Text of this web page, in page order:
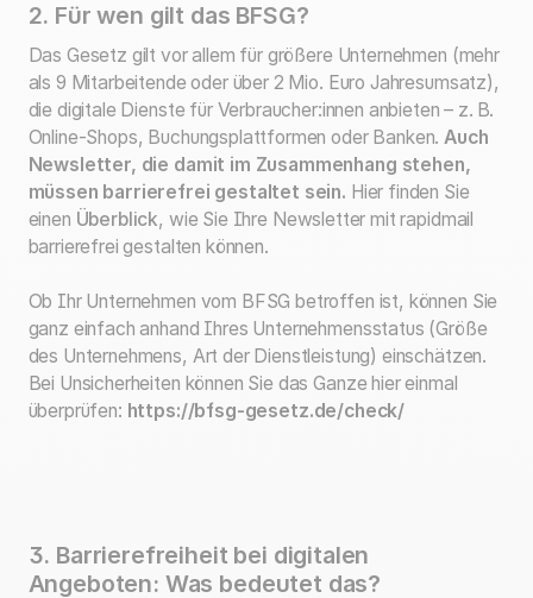
2. Für wen gilt das BFSG?
Das Gesetz gilt vor allem für größere Unternehmen (mehr
als 9 Mitarbeitende oder über 2 Mio. Euro Jahresumsatz),
die digitale Dienste für Verbraucher:innen anbieten – z. B.
Online-Shops, Buchungsplattformen oder Banken.Auch
Newsletter, die damit im Zusammenhang stehen,
müssen barrierefrei gestaltet sein. Hier finden Sie
einen Überblick, wie Sie Ihre Newsletter mit rapidmail
barrierefrei gestalten können.
Ob Ihr Unternehmen vom BFSG betroffen ist, können Sie
ganz einfach anhand Ihres Unternehmensstatus (Größe
des Unternehmens, Art der Dienstleistung) einschätzen.
Bei Unsicherheiten können Sie das Ganze hier einmal
überprüfen: https://bfsg-gesetz.de/check/
3. Barrierefreiheit bei digitalen
Angeboten: Was bedeutet das?